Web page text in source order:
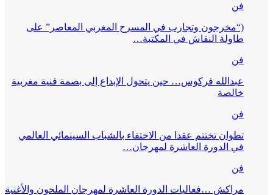
فن
(“مخرجون وتجارب في المسرح المغربي المعاصر” على
طاولة النقاش في المكتبة…
فن
عبدالله فركوس… حين يتحول الإبداع إلى بصمة فنية مغربية
خالصة
فن
تطوان تختتم عقدا من الاحتفاء بالشباب السينمائي العالمي
في الدورة العاشرة لمهرجان…
فن
مراكش …فعاليات الدورة العاشرة لمهرجان الملحون والأغنية